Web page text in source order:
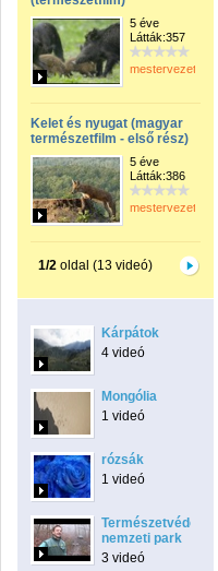
5 éve
Látták:357
mestervezeto
Kelet és nyugat (magyar
természetfilm - első rész)
5 éve
Látták:386
mestervezeto
1/2oldal (13 videó)
Kárpátok
4 videó
Mongólia
1 videó
rózsák
1 videó
Természetvédelem:
nemzeti park
3 videó